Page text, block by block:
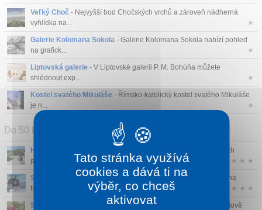
Veľký Choč - Nejvyšší bod Chočských vrchů a zároveň nádherná
vyhlídka na...
★
Galerie Kolomana Sokola - Galerie Kolomana Sokola nabízí pohled
na grafick...
★
Liptovská galerie - V Liptovské galerii P. M. Bohúňa můžete
shlédnout exp...
★
Kostel svatého Mikuláše - Římsko-katolický kostel svatého Mikuláše
je n...
★
Do 50 km
Habakuky zábavní park
- Lidovo-fantazijní architektura lidových
pohádek ...
★ ★ ★
Ski areál Jasná - Velké a velice ambiciózní lyžařské středisko na
hřeben...
★ ★ ★
Sportovní areál XSPORT- Areál patří k největším nejen na Liptově
Tato stránka využívá
cookies a dává ti na
výběr, co chceš
aktivovat